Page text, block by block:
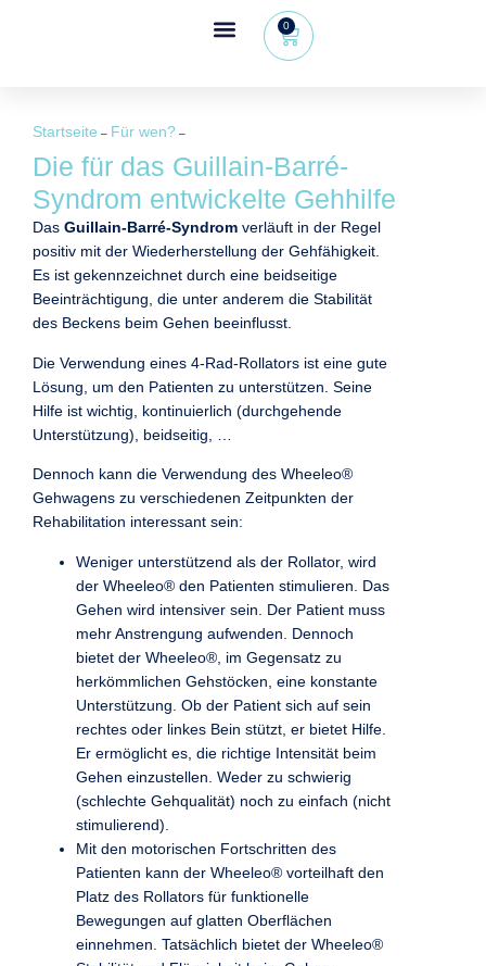
0
Startseite – Für wen? –
Die für das Guillain-Barré-
Syndrom entwickelte Gehhilfe
Das Guillain-Barré-Syndrom verläuft in der Regel
positiv mit der Wiederherstellung der Gehfähigkeit.
Es ist gekennzeichnet durch eine beidseitige
Beeinträchtigung, die unter anderem die Stabilität
des Beckens beim Gehen beeinflusst.
Die Verwendung eines 4-Rad-Rollators ist eine gute
Lösung, um den Patienten zu unterstützen. Seine
Hilfe ist wichtig, kontinuierlich (durchgehende
Unterstützung), beidseitig, …
Dennoch kann die Verwendung des Wheeleo®
Gehwagens zu verschiedenen Zeitpunkten der
Rehabilitation interessant sein:
Weniger unterstützend als der Rollator, wird
der Wheeleo® den Patienten stimulieren. Das
Gehen wird intensiver sein. Der Patient muss
mehr Anstrengung aufwenden. Dennoch
bietet der Wheeleo®, im Gegensatz zu
herkömmlichen Gehstöcken, eine konstante
Unterstützung. Ob der Patient sich auf sein
rechtes oder linkes Bein stützt, er bietet Hilfe.
Er ermöglicht es, die richtige Intensität beim
Gehen einzustellen. Weder zu schwierig
(schlechte Gehqualität) noch zu einfach (nicht
stimulierend).
Mit den motorischen Fortschritten des
Patienten kann der Wheeleo® vorteilhaft den
Platz des Rollators für funktionelle
Bewegungen auf glatten Oberflächen
einnehmen. Tatsächlich bietet der Wheeleo®